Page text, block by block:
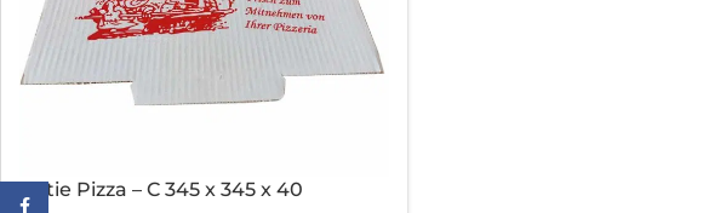
Cutie Pizza – C 345 x 345 x 40